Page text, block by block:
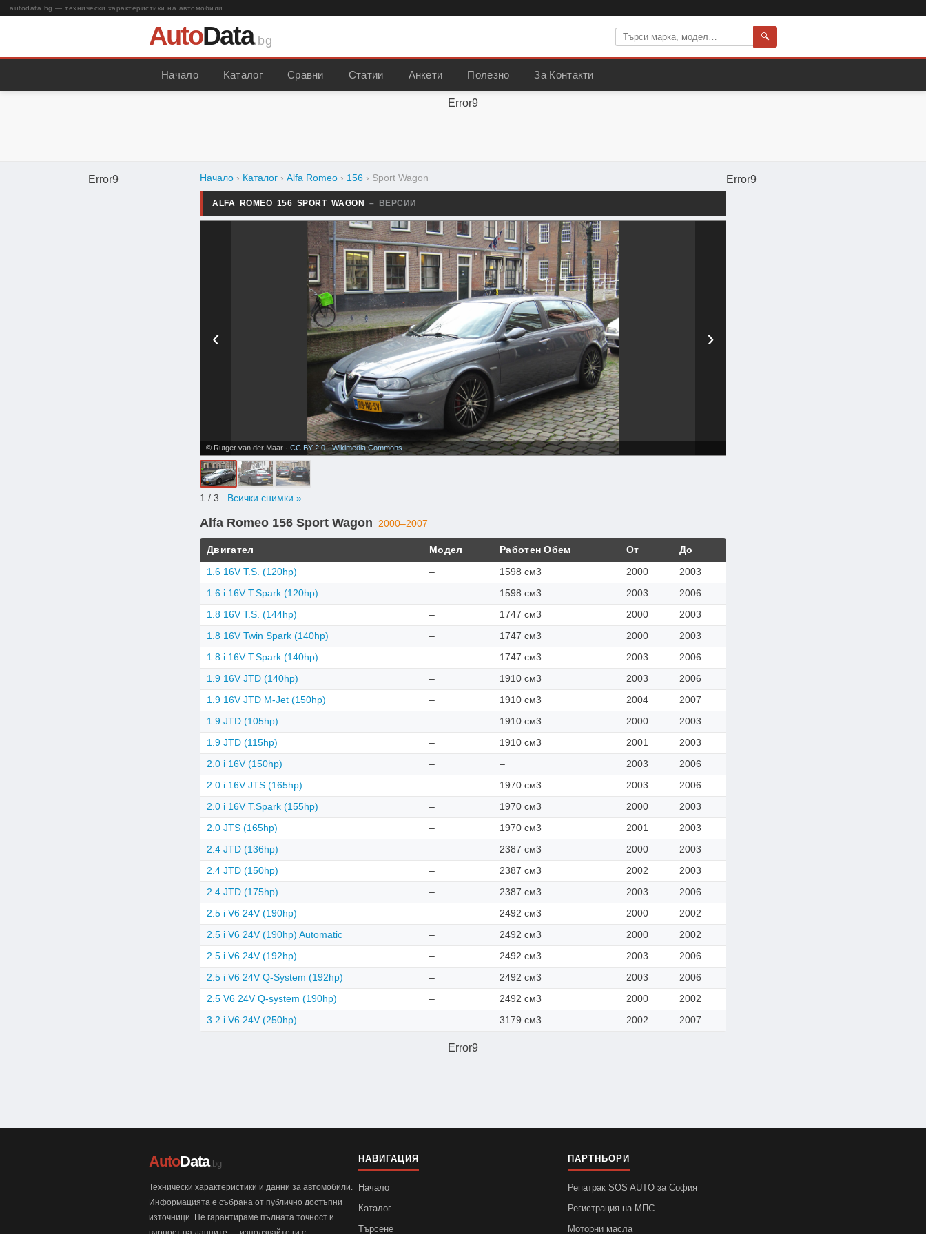
autodata.bg — технически характеристики на автомобили
AutoData.bg 🔍
Начало Kаталог Сравни Статии Анкети Полезно За Контакти
Error9
Error9 Начало › Каталог › Alfa Romeo › 156 › Sport Wagon
ALFA ROMEO 156 SPORT WAGON – ВЕРСИИ
‹ ›
© Rutger van der Maar · CC BY 2.0·Wikimedia Commons
1 / 3 Всички снимки »
Alfa Romeo 156 Sport Wagon 2000–2007
Двигател Модел Работен Обем От До
1.6 16V T.S. (120hp) – 1598 см3 2000 2003
1.6 i 16V T.Spark (120hp) – 1598 см3 2003 2006
1.8 16V T.S. (144hp) – 1747 см3 2000 2003
1.8 16V Twin Spark (140hp) – 1747 см3 2000 2003
1.8 i 16V T.Spark (140hp) – 1747 см3 2003 2006
1.9 16V JTD (140hp) – 1910 см3 2003 2006
1.9 16V JTD M-Jet (150hp) – 1910 см3 2004 2007
1.9 JTD (105hp) – 1910 см3 2000 2003
1.9 JTD (115hp) – 1910 см3 2001 2003
2.0 i 16V (150hp) – – 2003 2006
2.0 i 16V JTS (165hp) – 1970 см3 2003 2006
2.0 i 16V T.Spark (155hp) – 1970 см3 2000 2003
2.0 JTS (165hp) – 1970 см3 2001 2003
2.4 JTD (136hp) – 2387 см3 2000 2003
2.4 JTD (150hp) – 2387 см3 2002 2003
2.4 JTD (175hp) – 2387 см3 2003 2006
2.5 i V6 24V (190hp) – 2492 см3 2000 2002
2.5 i V6 24V (190hp) Automatic – 2492 см3 2000 2002
2.5 i V6 24V (192hp) – 2492 см3 2003 2006
2.5 i V6 24V Q-System (192hp) – 2492 см3 2003 2006
2.5 V6 24V Q-system (190hp) – 2492 см3 2000 2002
3.2 i V6 24V (250hp) – 3179 см3 2002 2007
Error9
Error9
AutoData.bg
Технически характеристики и данни за автомобили.
Информацията е събрана от публично достъпни
източници. Не гарантираме пълната точност и
НАВИГАЦИЯ
Начало
Каталог
Търсене
ПАРТНЬОРИ
Репатрак SOS AUTO за София
Регистрация на МПС
Моторни масла